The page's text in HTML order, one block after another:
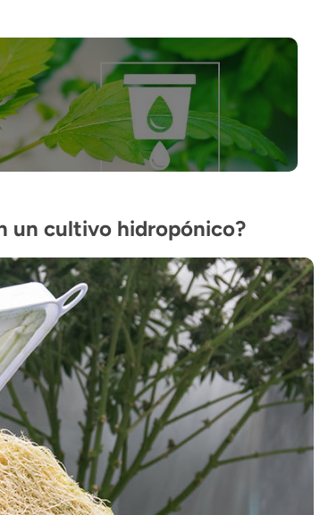
un cultivo hidropónico?